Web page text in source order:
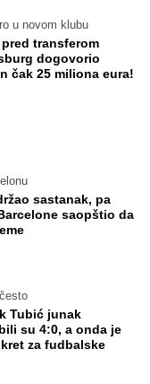
u novom klubu
transferom
dogovorio
čak 25 miliona eura!
sastanak, pa
saopštio da
Tubić junak
su 4:0, a onda je
za fudbalske